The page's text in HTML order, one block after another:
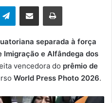
Telegram
separada à força
Imigração e Alfândega dos
vencedora do prêmio de
World Press Photo 2026.